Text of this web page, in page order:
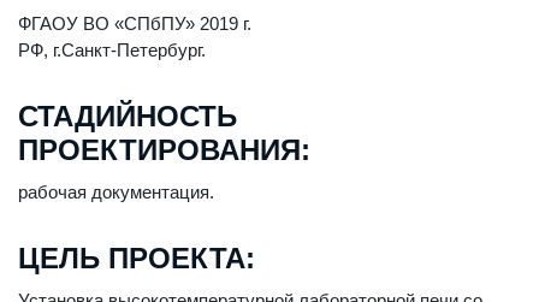
ФГАОУ ВО «СПбПУ» 2019 г.
РФ, г.Санкт-Петербург.
СТАДИЙНОСТЬ
ПРОЕКТИРОВАНИЯ:
рабочая документация.
ЦЕЛЬ ПРОЕКТА: